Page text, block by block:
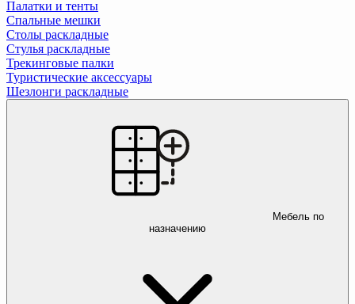
Палатки и тенты
Спальные мешки
Столы раскладные
Стулья раскладные
Трекинговые палки
Туристические аксессуары
Шезлонги раскладные
Мебель по
назначению